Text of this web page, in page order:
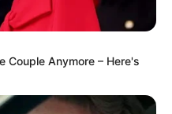
Couple Anymore – Here's